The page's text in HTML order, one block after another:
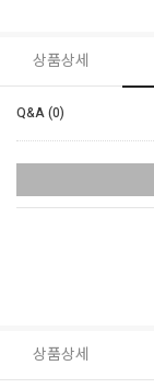
상품상세
Q&A (0)
상품상세